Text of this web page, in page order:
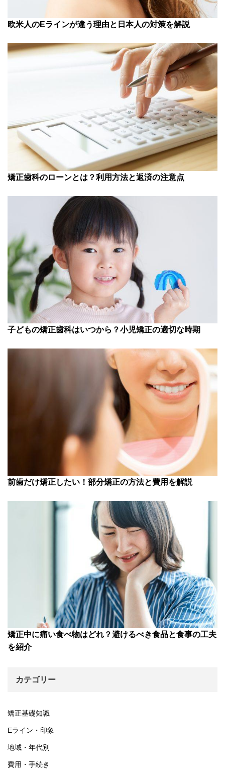
欧米人のEラインが違う理由と日本人の対策を解説
矯正歯科のローンとは？利用方法と返済の注意点
子どもの矯正歯科はいつから？小児矯正の適切な時期
前歯だけ矯正したい！部分矯正の方法と費用を解説
矯正中に痛い食べ物はどれ？避けるべき食品と食事の工夫
を紹介
カテゴリー
矯正基礎知識
Eライン・印象
地域・年代別
費用・手続き